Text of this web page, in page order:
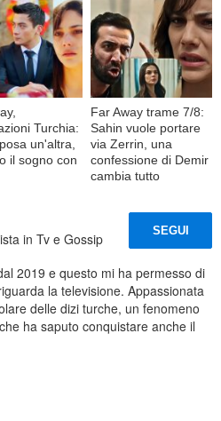
Turchia:
un'altra,
il sogno con
Far Away trame 7/8:
Sahin vuole portare
via Zerrin, una
confessione di Demir
cambia tutto
in Tv e Gossip
SEGUI
2019 e questo mi ha permesso di
la televisione. Appassionata
delle dizi turche, un fenomeno
ha saputo conquistare anche il